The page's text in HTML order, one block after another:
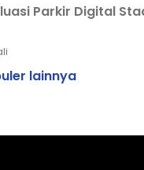
Parkir Digital
lainnya